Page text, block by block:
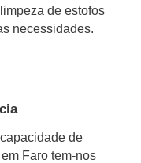
de estofos
necessidades.
de
Faro tem-nos